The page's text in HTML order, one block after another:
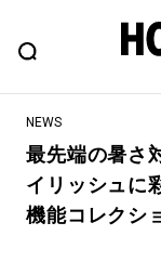
ヒップなファッ
#注目のタグ
NEWS
最先端の暑さ
イリッシュに
機能コレクシ